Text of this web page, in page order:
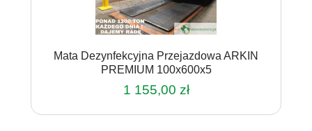
Mata Dezynfekcyjna Przejazdowa ARKIN
PREMIUM 100x600x5
1 155,00 zł